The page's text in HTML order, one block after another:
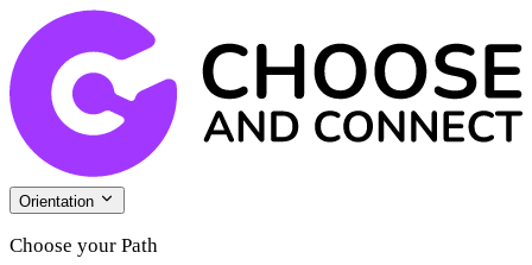
Orientation
Choose your Path